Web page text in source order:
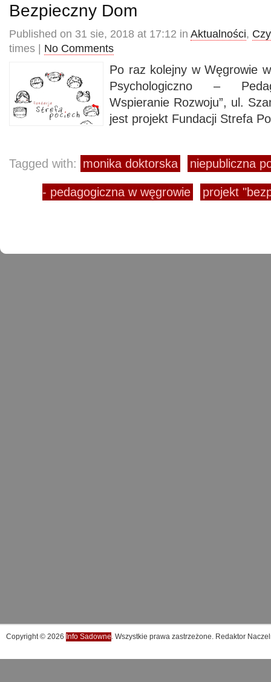
Bezpieczny Dom
Published on 31 sie, 2018 at 17:12 in Aktualności,
times | No Comments
Po raz kolejny w Węgrowie
Psychologiczno –
Wspieranie Rozwoju”, ul.
jest projekt Fundacji Strefa
Tagged with: monika doktorska niepubliczna
- pedagogiczna w węgrowie projekt
Copyright © 2026 Info Sadowne. Wszystkie prawa zastrzeżone. Redaktor